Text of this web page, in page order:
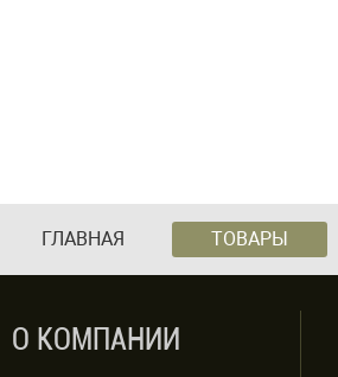
ГЛАВНАЯ ТОВАРЫ
О КОМПАНИИ